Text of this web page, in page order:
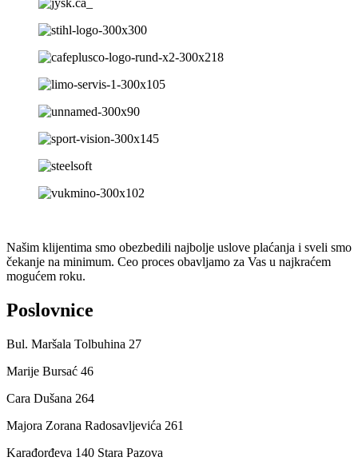
Našim klijentima smo obezbedili najbolje uslove plaćanja i sveli smo
čekanje na minimum. Ceo proces obavljamo za Vas u najkraćem
mogućem roku.
Poslovnice
Bul. Maršala Tolbuhina 27
Marije Bursać 46
Cara Dušana 264
Majora Zorana Radosavljevića 261
Karađorđeva 140 Stara Pazova